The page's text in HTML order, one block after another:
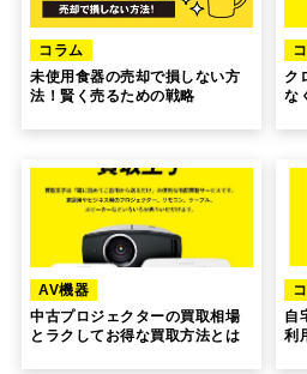
コラム
未使用食器の売却で損しない方
法！賢く売るための戦略
ク
な
AV機器
中古プロジェクターの買取相場
とラクしてお得な買取方法とは
自
利